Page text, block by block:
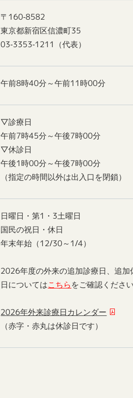
〒160-8582
東京都新宿区信濃町35
03-3353-1211（代表）
午前8時40分～午前11時00分
▽診療日
午前7時45分～午後7時00分
▽休診日
午後1時00分～午後7時00分
（指定の時間以外は出入口を閉鎖）
日曜日・第1・3土曜日
国民の祝日・休日
年末年始（12/30～1/4）
2026年度の外来の追加診療日、追加
日についてはこちらをご確認ください
2026年外来診療日カレンダー
（赤字・赤丸は休診日です）